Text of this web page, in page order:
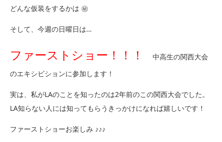
どんな仮装をするかは ㊙︎
そして、今週の日曜日は…
ファーストショー！！！
中高生の関西大会
のエキシビションに参加します！
実は、私がLAのことを知ったのは2年前のこの関西大会でした。
LA知らない人には知ってもらうきっかけになれば嬉しいです！
ファーストショーお楽しみ ♪♪♪